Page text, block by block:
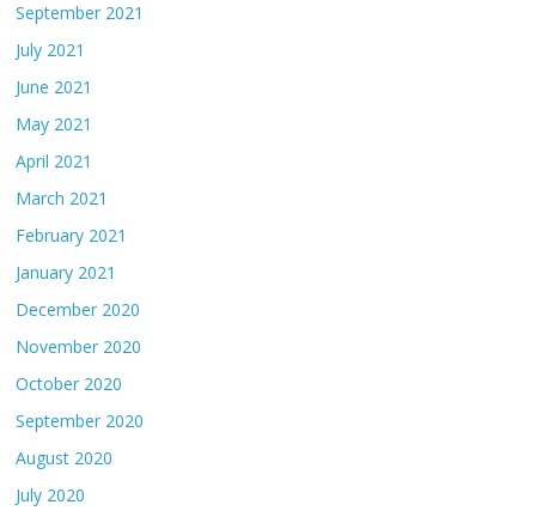
September 2021
July 2021
June 2021
May 2021
April 2021
March 2021
February 2021
January 2021
December 2020
November 2020
October 2020
September 2020
August 2020
July 2020